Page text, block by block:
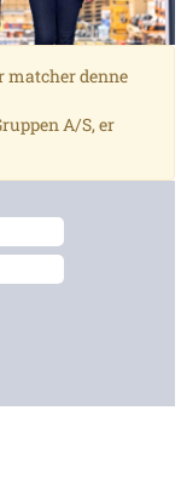
matcher denne
A/S, er